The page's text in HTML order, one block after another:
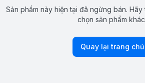
Sản phẩm này hiện tại đã ngừng bán.
chọn sản phẩm
Quay lại trang chủ